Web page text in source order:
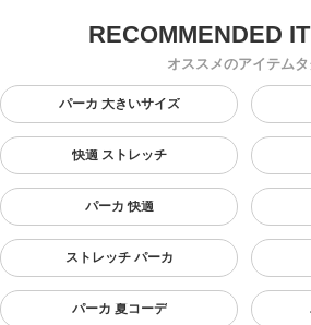
オススメのアイテムタ
パーカ 大きいサイズ
快適 ストレッチ
パーカ 快適
ストレッチ パーカ
パーカ 夏コーデ